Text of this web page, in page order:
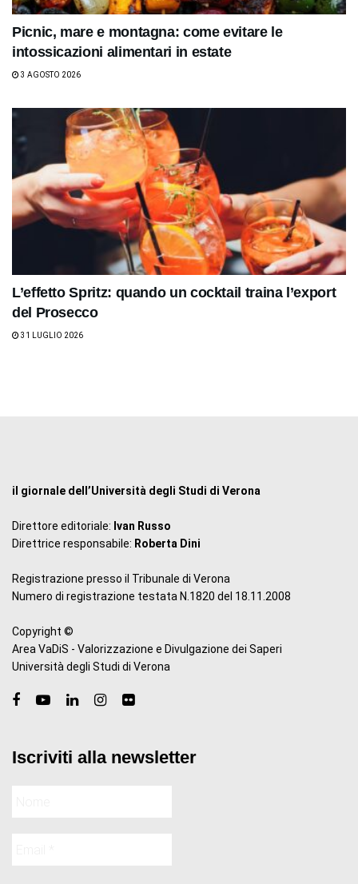
Picnic, mare e montagna: come evitare le
intossicazioni alimentari in estate
3 AGOSTO 2026
L’effetto Spritz: quando un cocktail traina l’export
del Prosecco
31 LUGLIO 2026
il giornale dell’Università degli Studi di Verona
Direttore editoriale: Ivan Russo
Direttrice responsabile: Roberta Dini
Registrazione presso il Tribunale di Verona
Numero di registrazione testata N.1820 del 18.11.2008
Copyright ©
Area VaDiS - Valorizzazione e Divulgazione dei Saperi
Università degli Studi di Verona
Iscriviti alla newsletter